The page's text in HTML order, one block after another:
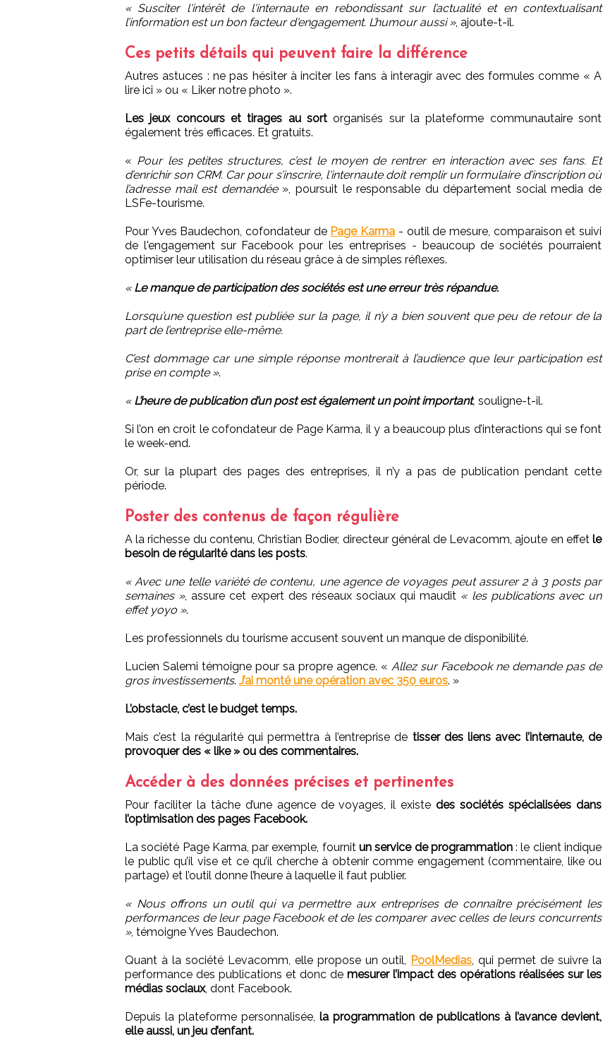
« Susciter l'intérêt de l'internaute en rebondissant sur l’actualité et en contextualisant
l’information est un bon facteur d'engagement. L’humour aussi », ajoute-t-il.
Ces petits détails qui peuvent faire la différence
Autres astuces : ne pas hésiter à inciter les fans à interagir avec des formules comme « A
lire ici » ou « Liker notre photo ».
Les jeux concours et tirages au sort organisés sur la plateforme communautaire sont
également très efficaces. Et gratuits.
« Pour les petites structures, c’est le moyen de rentrer en interaction avec ses fans. Et
d’enrichir son CRM. Car pour s’inscrire, l'internaute doit remplir un formulaire d’inscription où
l’adresse mail est demandée», poursuit le responsable du département social media de
LSFe-tourisme.
Pour Yves Baudechon, cofondateur de Page Karma - outil de mesure, comparaison et suivi
de l'engagement sur Facebook pour les entreprises - beaucoup de sociétés pourraient
optimiser leur utilisation du réseau grâce à de simples réflexes.
« Le manque de participation des sociétés est une erreur très répandue.
Lorsqu’une question est publiée sur la page, il n’y a bien souvent que peu de retour de la
part de l’entreprise elle-même.
C’est dommage car une simple réponse montrerait à l’audience que leur participation est
prise en compte ».
« L’heure de publication d’un post est également un point important, souligne-t-il.
Si l’on en croit le cofondateur de Page Karma, il y a beaucoup plus d’interactions qui se font
le week-end.
Or, sur la plupart des pages des entreprises, il n’y a pas de publication pendant cette
période.
Poster des contenus de façon régulière
A la richesse du contenu, Christian Bodier, directeur général de Levacomm, ajoute en effet le
besoin de régularité dans les posts.
« Avec une telle variété de contenu, une agence de voyages peut assurer 2 à 3 posts par
semaines », assure cet expert des réseaux sociaux qui maudit « les publications avec un
effet yoyo ».
Les professionnels du tourisme accusent souvent un manque de disponibilité.
Lucien Salemi témoigne pour sa propre agence. « Allez sur Facebook ne demande pas de
gros investissements. J’ai monté une opération avec 350 euros. »
L’obstacle, c’est le budget temps.
Mais c’est la régularité qui permettra à l’entreprise de tisser des liens avec l’internaute, de
provoquer des « like » ou des commentaires.
Accéder à des données précises et pertinentes
Pour faciliter la tâche d’une agence de voyages, il existedes sociétés spécialisées dans
l’optimisation des pages Facebook.
La société Page Karma, par exemple, fournit un service de programmation: le client indique
le public qu’il vise et ce qu’il cherche à obtenir comme engagement (commentaire, like ou
partage) et l’outil donne l’heure à laquelle il faut publier.
« Nous offrons un outil qui va permettre aux entreprises de connaître précisément les
performances de leur page Facebook et de les comparer avec celles de leurs concurrents
», témoigne Yves Baudechon.
Quant à la société Levacomm, elle propose un outil, PoolMedias, qui permet de suivre la
performance des publications et donc de mesurer l’impact des opérations réalisées sur les
médias sociaux, dont Facebook.
Depuis la plateforme personnalisée, la programmation de publications à l’avance devient,
elle aussi, un jeu d’enfant.